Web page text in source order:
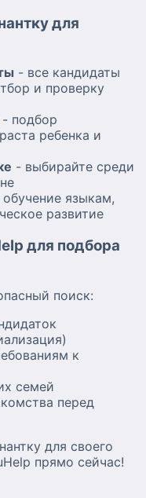
для
- все кандидаты
и проверку
- подбор
ребенка и
- выбирайте среди
обучение языкам,
развитие
для подбора
поиск:
к
семей
перед
для своего
прямо сейчас!